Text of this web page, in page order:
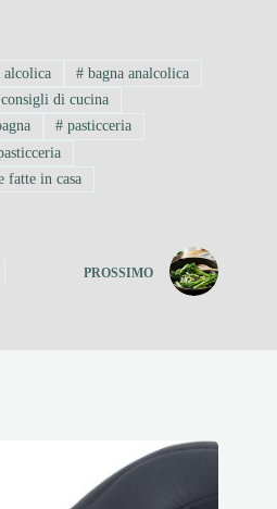
# bagna analcolica
di cucina
# pasticceria
fatte in casa
PROSSIMO